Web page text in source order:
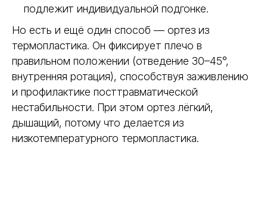
подлежит индивидуальной подгонке.
Но есть и ещё один способ — ортез из
термопластика. Он фиксирует плечо в
правильном положении (отведение 30–45°,
внутренняя ротация), способствуя заживлению
и профилактике посттравматической
нестабильности. При этом ортез лёгкий,
дышащий, потому что делается из
низкотемпературного термопластика.